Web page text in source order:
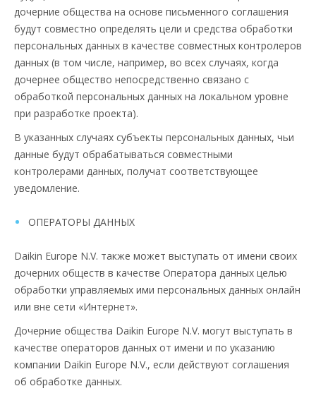
дочерние общества на основе письменного соглашения
будут совместно определять цели и средства обработки
персональных данных в качестве совместных контролеров
данных (в том числе, например, во всех случаях, когда
дочернее общество непосредственно связано с
обработкой персональных данных на локальном уровне
при разработке проекта).
В указанных случаях субъекты персональных данных, чьи
данные будут обрабатываться совместными
контролерами данных, получат соответствующее
уведомление.
ОПЕРАТОРЫ ДАННЫХ
Daikin Europe N.V. также может выступать от имени своих
дочерних обществ в качестве Oператора данных целью
обработки управляемых ими персональных данных онлайн
или вне сети «Интернет».
Дочерние общества Daikin Europe N.V. могут выступать в
качестве oператоров данных от имени и по указанию
компании Daikin Europe N.V., если действуют соглашения
об обработке данных.